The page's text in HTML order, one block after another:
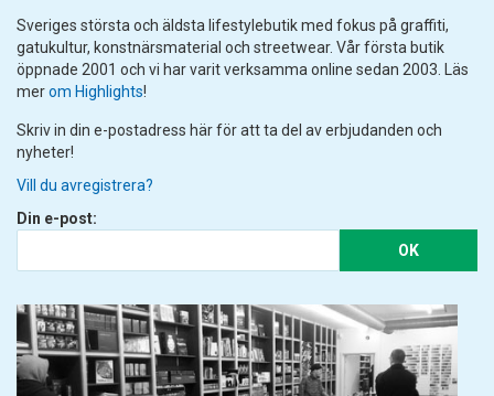
Sveriges största och äldsta lifestylebutik med fokus på graffiti,
gatukultur, konstnärsmaterial och streetwear. Vår första butik
öppnade 2001 och vi har varit verksamma online sedan 2003. Läs
merom Highlights!
Skriv in din e-postadress här för att ta del av erbjudanden och
nyheter!
Vill du avregistrera?
Din e-post:
OK